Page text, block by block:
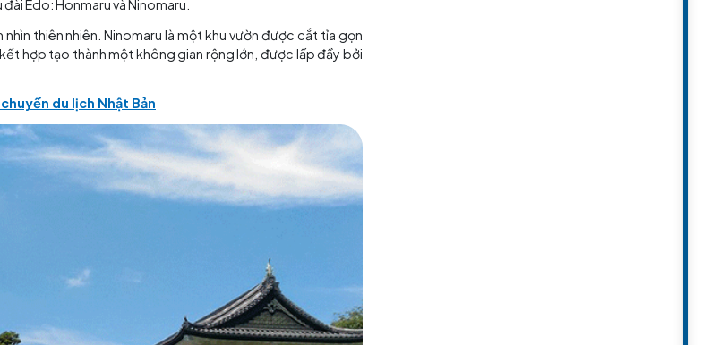
Cung điện Hoàng gia Tokyo
điện Hoàng gia Tokyo
tiếng nhất của các tour du lịch Nhật Bản. Mặc dù khu vực bên trong của
có thể khám phá các công viên và khu vườn xung quanh miễn phí.
lòng Tokyo
khu vườn Edo cuối cùng còn sót lại ở Nhật Bản. Khu vườn được mở cửa
và ngắm nhìn thiên nhiên. Ninomaru là một khu vườn được cắt tỉa gọn
khu vực kết hợp tạo thành một không gian rộng lớn, được lấp đầy bởi